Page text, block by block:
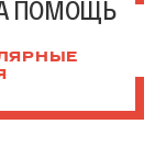
ПОМОЩЬ